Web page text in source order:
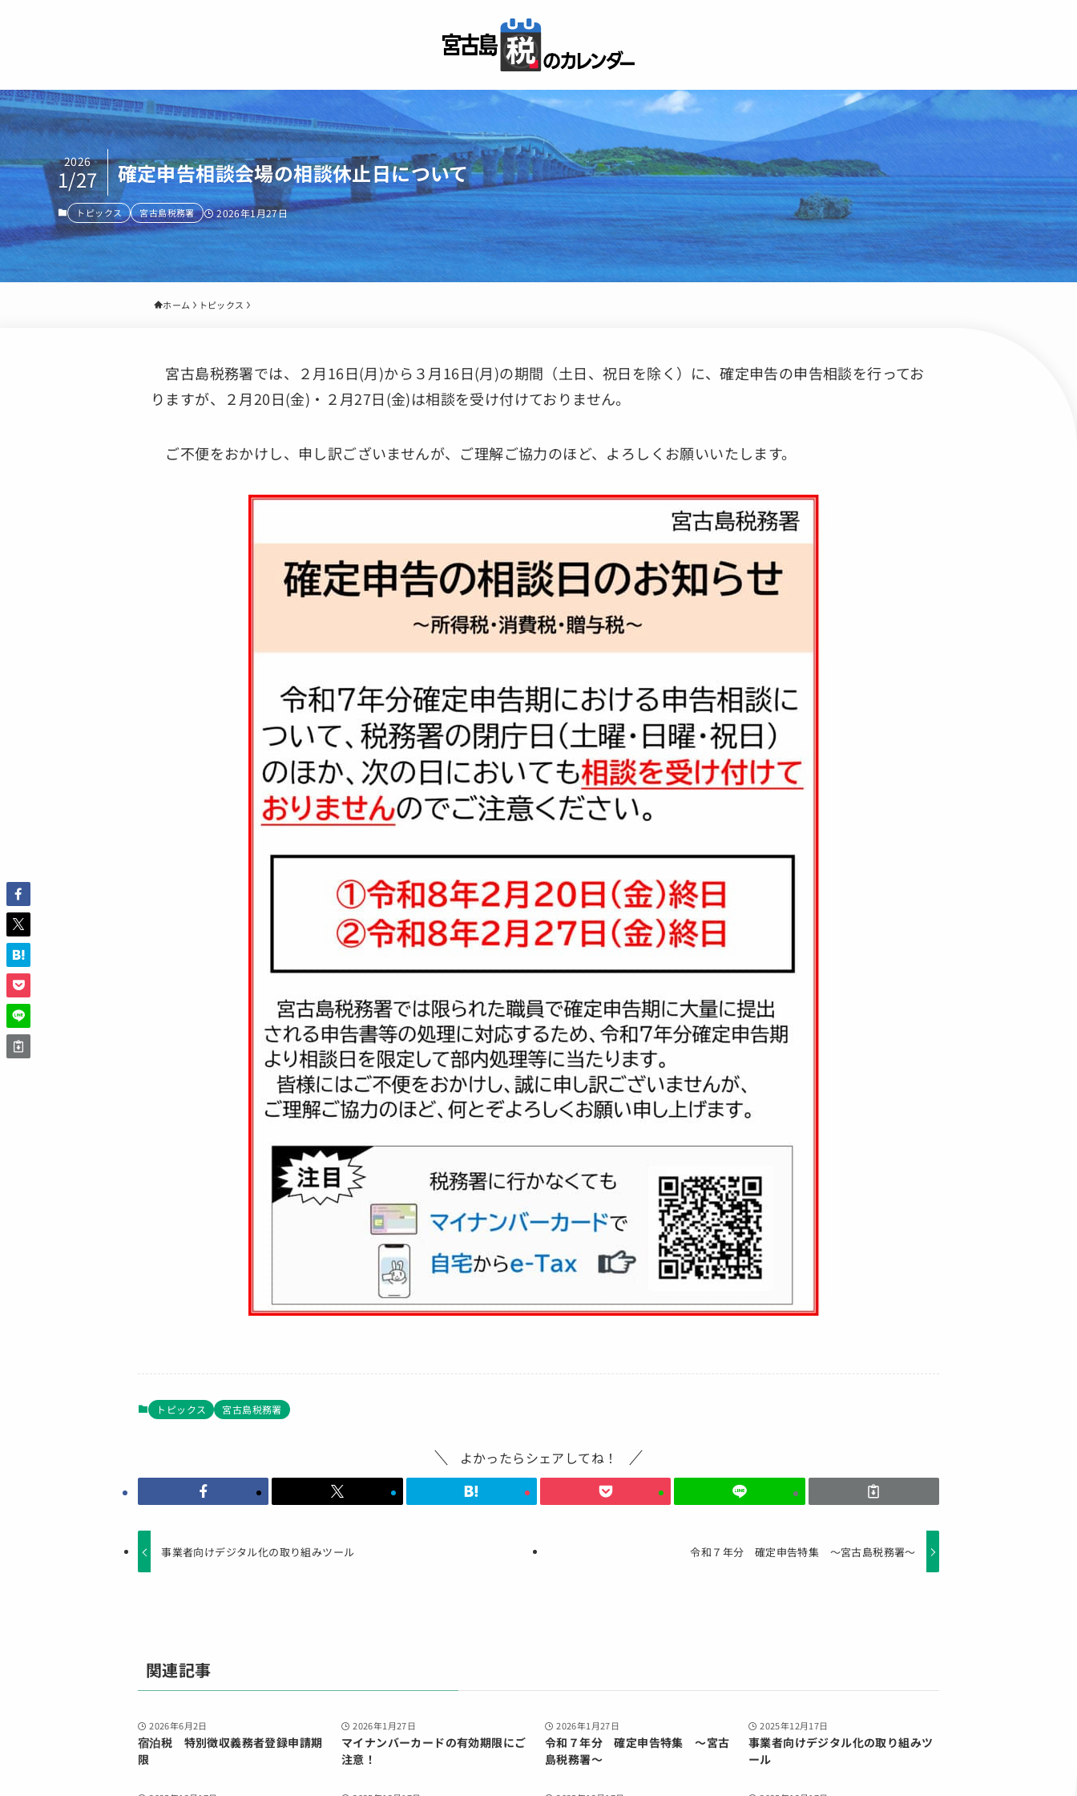
確定申告相談会場の相談休止日について
2026
1/27
トピックス 宮古島税務署 2026年1月27日
ホーム トピックス
宮古島税務署では、２月16日(月)から３月16日(月)の期間（土日、祝日を除く）に、確定申告の申告相談を行ってお
りますが、２月20日(金)・２月27日(金)は相談を受け付けておりません。
ご不便をおかけし、申し訳ございませんが、ご理解ご協力のほど、よろしくお願いいたします。
トピックス 宮古島税務署
よかったらシェアしてね！
事業者向けデジタル化の取り組みツール 令和７年分 確定申告特集 ～宮古島税務署～
関連記事
宿泊税 特別徴収義務者登録申請期
限
2026年6月2日
マイナンバーカードの有効期限にご
注意！
2026年1月27日
令和７年分 確定申告特集 ～宮古
島税務署～
2026年1月27日
事業者向けデジタル化の取り組みツ
ール
2025年12月17日